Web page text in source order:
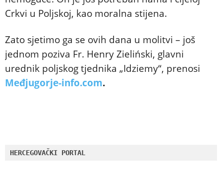
Crkvi u Poljskoj, kao moralna stijena.
Zato sjetimo ga se ovih dana u molitvi – još
jednom poziva Fr. Henry Zieliński, glavni
urednik poljskog tjednika „Idziemy“, prenosi
Međjugorje-info.com.
HERCEGOVAČKI PORTAL